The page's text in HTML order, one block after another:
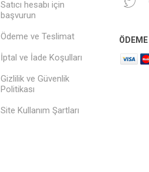
Satıcı hesabı için
başvurun
Ödeme ve Teslimat
İptal ve İade Koşulları
Gizlilik ve Güvenlik
Politikası
Site Kullanım Şartları